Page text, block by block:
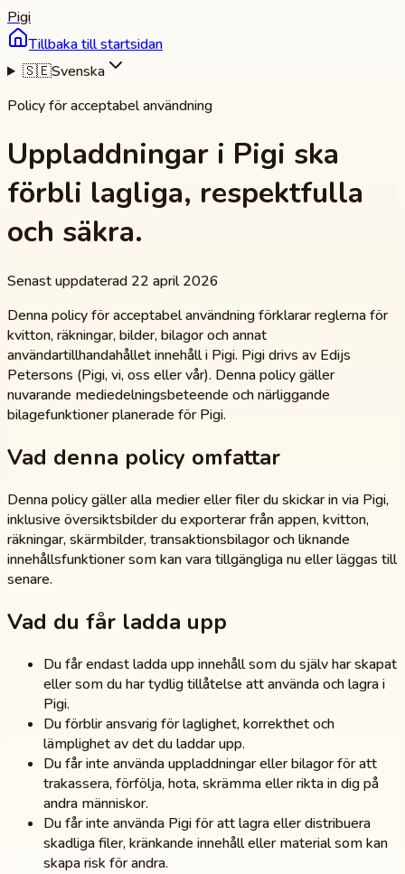
Pigi
Tillbaka till startsidan
🇸🇪Svenska
Policy för acceptabel användning
Uppladdningar i Pigi ska
förbli lagliga, respektfulla
och säkra.
Senast uppdaterad 22 april 2026
Denna policy för acceptabel användning förklarar reglerna för
kvitton, räkningar, bilder, bilagor och annat
användartillhandahållet innehåll i Pigi. Pigi drivs av Edijs
Petersons (Pigi, vi, oss eller vår). Denna policy gäller
nuvarande mediedelningsbeteende och närliggande
bilagefunktioner planerade för Pigi.
Vad denna policy omfattar
Denna policy gäller alla medier eller filer du skickar in via Pigi,
inklusive översiktsbilder du exporterar från appen, kvitton,
räkningar, skärmbilder, transaktionsbilagor och liknande
innehållsfunktioner som kan vara tillgängliga nu eller läggas till
senare.
Vad du får ladda upp
Du får endast ladda upp innehåll som du själv har skapat
eller som du har tydlig tillåtelse att använda och lagra i
Pigi.
Du förblir ansvarig för laglighet, korrekthet och
lämplighet av det du laddar upp.
Du får inte använda uppladdningar eller bilagor för att
trakassera, förfölja, hota, skrämma eller rikta in dig på
andra människor.
Du får inte använda Pigi för att lagra eller distribuera
skadliga filer, kränkande innehåll eller material som kan
skapa risk för andra.